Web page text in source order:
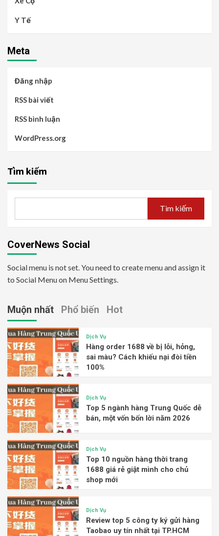
Y Tế
Meta
Đăng nhập
RSS bài viết
RSS bình luận
WordPress.org
Tìm kiếm
Tìm kiếm
CoverNews Social
Social menu is not set. You need to create menu and assign it
to Social Menu on Menu Settings.
Muộn nhất Phổ biến Hot
Dịch Vụ
Hàng order 1688 về bị lỗi, hỏng,
sai màu? Cách khiếu nại đòi tiền
100%
Dịch Vụ
Top 5 ngành hàng Trung Quốc dễ
bán, một vốn bốn lời năm 2026
Dịch Vụ
Top 10 nguồn hàng thời trang
1688 giá rẻ giật mình cho chủ
shop mới
Dịch Vụ
Review top 5 công ty ký gửi hàng
Taobao uy tín nhất tại TP.HCM